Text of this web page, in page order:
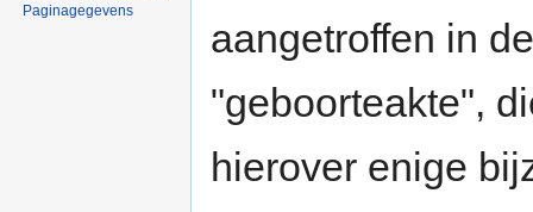
aangetroffen in
"geboorteakte",
hierover enige
Paginagegevens